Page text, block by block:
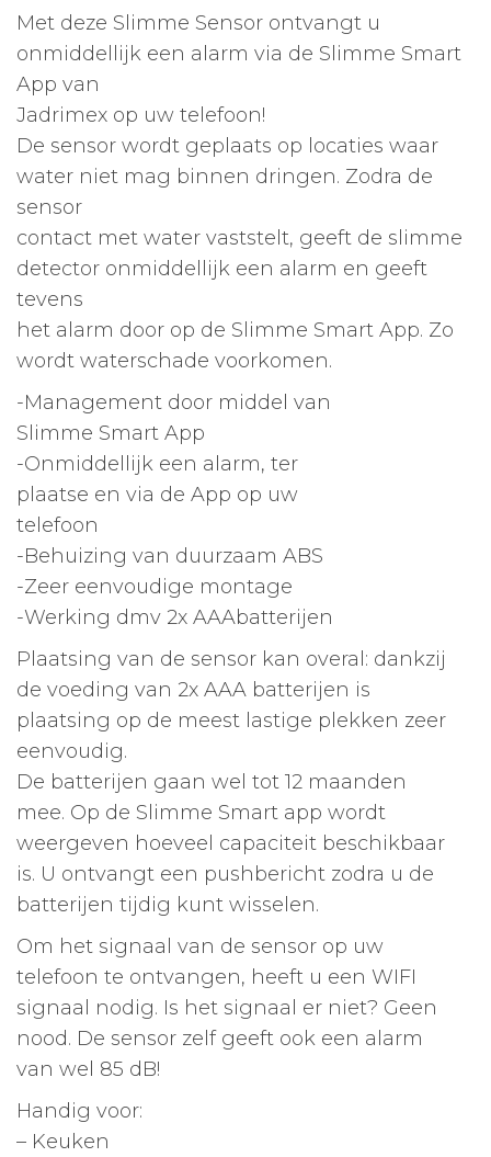
Met deze Slimme Sensor ontvangt u
onmiddellijk een alarm via de Slimme Smart
App van
Jadrimex op uw telefoon!
De sensor wordt geplaats op locaties waar
water niet mag binnen dringen. Zodra de
sensor
contact met water vaststelt, geeft de slimme
detector onmiddellijk een alarm en geeft
tevens
het alarm door op de Slimme Smart App. Zo
wordt waterschade voorkomen.
-Management door middel van
Slimme Smart App
-Onmiddellijk een alarm, ter
plaatse en via de App op uw
telefoon
-Behuizing van duurzaam ABS
-Zeer eenvoudige montage
-Werking dmv 2x AAAbatterijen
Plaatsing van de sensor kan overal: dankzij
de voeding van 2x AAA batterijen is
plaatsing op de meest lastige plekken zeer
eenvoudig.
De batterijen gaan wel tot 12 maanden
mee. Op de Slimme Smart app wordt
weergeven hoeveel capaciteit beschikbaar
is. U ontvangt een pushbericht zodra u de
batterijen tijdig kunt wisselen.
Om het signaal van de sensor op uw
telefoon te ontvangen, heeft u een WIFI
signaal nodig. Is het signaal er niet? Geen
nood. De sensor zelf geeft ook een alarm
van wel 85 dB!
Handig voor:
– Keuken